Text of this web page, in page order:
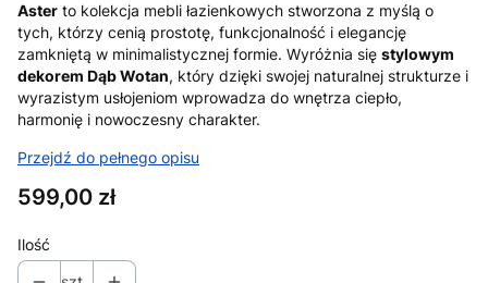
Aster to kolekcja mebli łazienkowych stworzona z myślą o
tych, którzy cenią prostotę, funkcjonalność i elegancję
zamkniętą w minimalistycznej formie. Wyróżnia się stylowym
dekorem Dąb Wotan, który dzięki swojej naturalnej strukturze i
wyrazistym usłojeniom wprowadza do wnętrza ciepło,
harmonię i nowoczesny charakter.
Przejdź do pełnego opisu
Cena
599,00 zł
Ilość